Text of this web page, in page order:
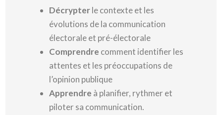
Décrypterle contexte et les
évolutions de la communication
électorale et pré-électorale
Comprendre comment identifier les
attentes et les préoccupations de
l’opinion publique
Apprendre à planifier, rythmer et
piloter sa communication.